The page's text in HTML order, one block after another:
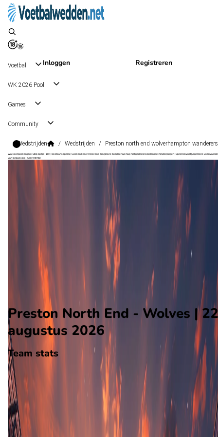
Inloggen Registreren
Voetbal
WK 2026 Pool
Games
Community
Wedstrijden / Wedstrijden / Preston north end wolverhampton wanderers
Wat kost gokken jou? Stop op tijd | 18+ | loketkansspel.nl | Gokken kan verslavend zijn | Deze boodschap mag niet gedeeld worden met minderjarigen | Speel bewust | Algemene
van toepassing | #Advertentie
Championship
Alle wedstrijden
Preston North End - Wolves
Opstellingen
Preston North End - Wolves | 22
augustus 2026
Team stats
Preston North End
Preston
-
Wolves
Wolves
0aantal goals